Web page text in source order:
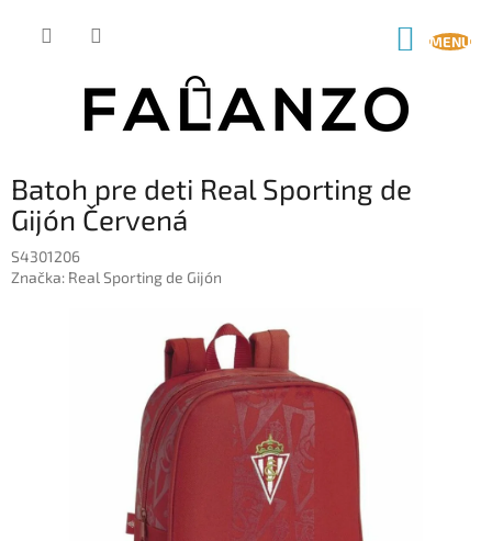
Batoh pre deti Real Sporting de
Gijón Červená
S4301206
Značka: Real Sporting de Gijón